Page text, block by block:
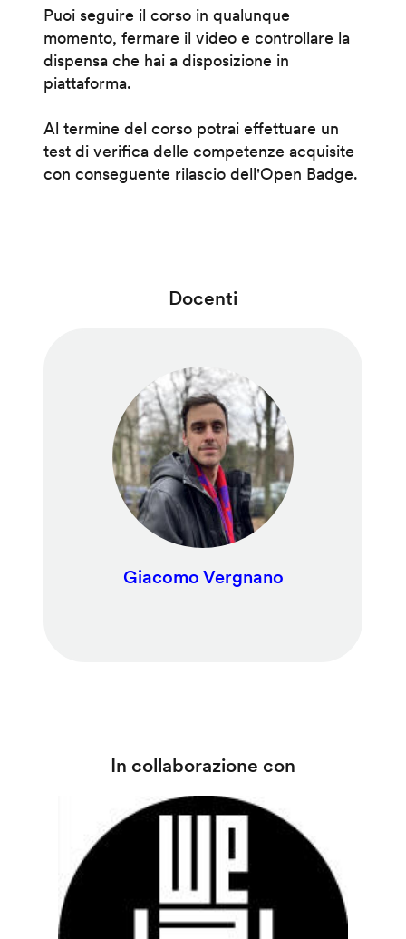
Puoi seguire il corso in qualunque
momento, fermare il video e controllare la
dispensa che hai a disposizione in
piattaforma.
Al termine del corso potrai effettuare un
test di verifica delle competenze acquisite
con conseguente rilascio dell'Open Badge.
Docenti
Giacomo Vergnano
In collaborazione con